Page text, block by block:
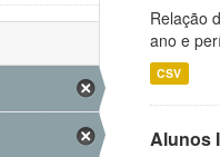
Relação
ano e
CSV
Alunos